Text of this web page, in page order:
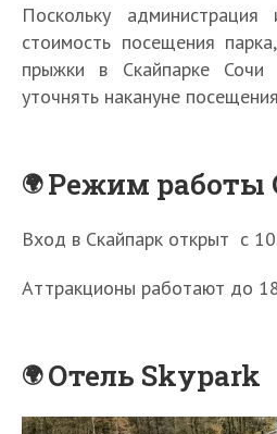
Поскольку
стоимость посещения
прыжки в Скайпарке
уточнять накануне
Режим работы
Вход в Скайпарк открыт с
Аттракционы работают до
Отель Skypark